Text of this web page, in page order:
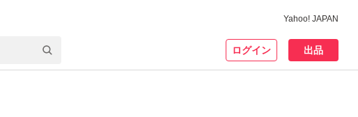
Yahoo! JAPAN
ログイン 出品